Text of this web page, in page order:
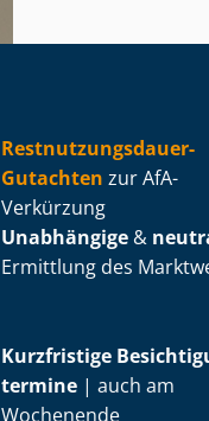
Rest­nut­zungs­dau­er-
Gutachten zur AfA-
Verkürzung
Unabhängige &
Ermittlung des
Kurzfristige
ter­mi­ne | auch am
Wochenende